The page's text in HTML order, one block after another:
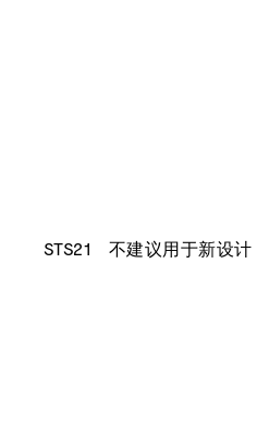
STS21 不建议用于新设计